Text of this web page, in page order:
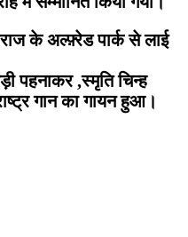
के अल्फ़्रेड पार्क से लाई
पहनाकर ,स्मृति चिन्ह
गान का गायन हुआ।